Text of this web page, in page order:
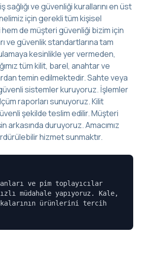
ve güvenliği kurallarını en üst
için gerekli tüm kişisel
hem de müşteri güvenliği bizim için
ve güvenlik standartlarına tam
kesinlikle yer vermeden,
tüm kilit, barel, anahtar ve
temin edilmektedir. Sahte veya
sistemler kuruyoruz. İşlemler
raporları sunuyoruz. Kilit
şekilde teslim edilir. Müşteri
arkasında duruyoruz. Amacımız
hizmet sunmaktır.
ve pim toplayıcılar
müdahale yapıyoruz. Kale,
ürünlerini tercih